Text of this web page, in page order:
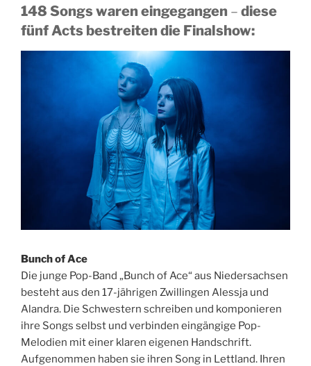
148 Songs waren eingegangen – diese
fünf Acts bestreiten die Finalshow:
Bunch of Ace
Die junge Pop-Band „Bunch of Ace“ aus Niedersachsen
besteht aus den 17-jährigen Zwillingen Alessja und
Alandra. Die Schwestern schreiben und komponieren
ihre Songs selbst und verbinden eingängige Pop-
Melodien mit einer klaren eigenen Handschrift.
Aufgenommen haben sie ihren Song in Lettland. Ihren